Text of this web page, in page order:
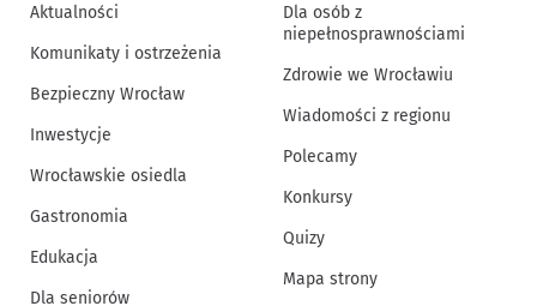
Aktualności
Komunikaty i ostrzeżenia
Bezpieczny Wrocław
Inwestycje
Wrocławskie osiedla
Gastronomia
Edukacja
Dla seniorów
Dla osób z
niepełnosprawnościami
Zdrowie we Wrocławiu
Wiadomości z regionu
Polecamy
Konkursy
Quizy
Mapa strony